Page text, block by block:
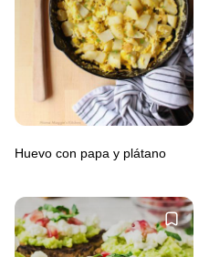
Huevo con papa y plátano